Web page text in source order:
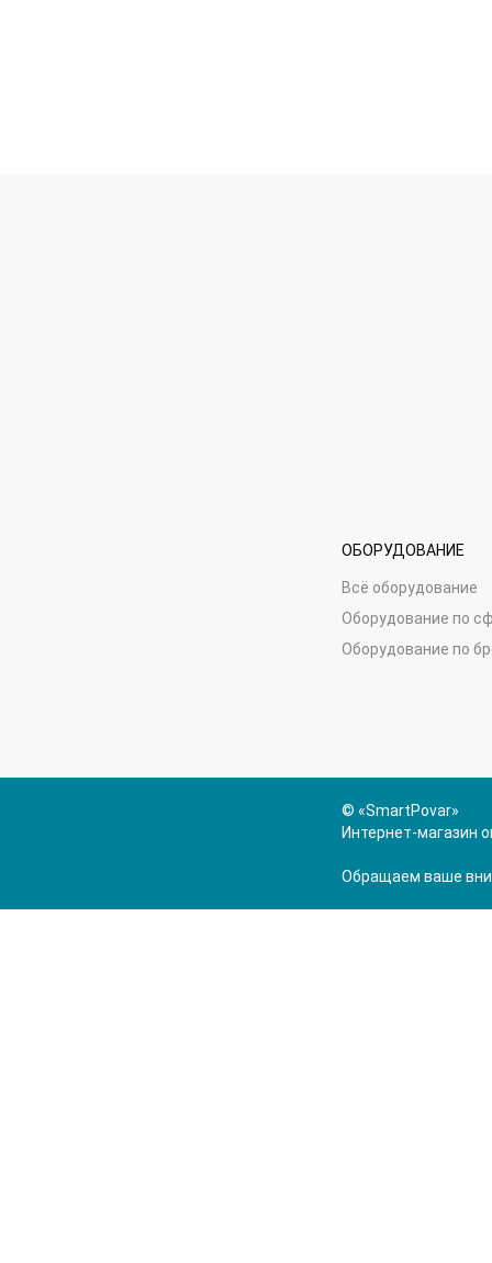
ОБОРУДОВАНИЕ
Всё оборудование
Оборудование по
Оборудование по
© «SmartPovar»
Интернет-магазин
Обращаем ваше